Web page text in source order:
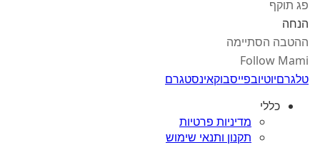
פג תוקף
הנחה
ההטבה הסתיימה
Follow Mami
טלגרםיוטיובפייסבוקאינסטגרם
כללי
מדיניות פרטיות
תקנון ותנאי שימוש